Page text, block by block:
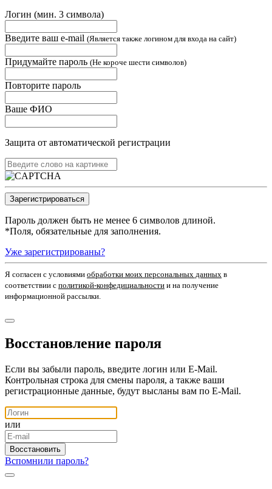
Логин (мин. 3 символа)
Введите ваш e-mail (Является также логином для входа на сайт)
Придумайте пароль (Не короче шести символов)
Повторите пароль
Ваше ФИО
Защита от автоматической регистрации
Пароль должен быть не менее 6 символов длиной.
*Поля, обязательные для заполнения.
Уже зарегистрированы?
Я согласен c условиями обработки моих персональных данных в
соответствии с политикой-конфедициальности и на получение
информационной рассылки.
Восстановление пароля
Если вы забыли пароль, введите логин или E-Mail.
Контрольная строка для смены пароля, а также ваши
регистрационные данные, будут высланы вам по E-Mail.
или
Вспомнили пароль?